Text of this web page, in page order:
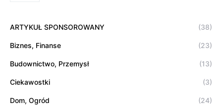
ARTYKUŁ SPONSOROWANY (38)
Biznes, Finanse (23)
Budownictwo, Przemysł (13)
Ciekawostki (3)
Dom, Ogród (24)